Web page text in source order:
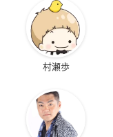
村瀬歩